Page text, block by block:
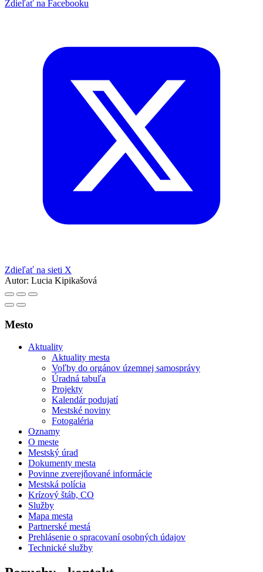
Zdieľať na Facebooku
Zdieľať na sieti X
Autor: Lucia Kipikašová
Mesto
Aktuality
Aktuality mesta
Voľby do orgánov územnej samosprávy
Úradná tabuľa
Projekty
Kalendár podujatí
Mestské noviny
Fotogaléria
Oznamy
O meste
Mestský úrad
Dokumenty mesta
Povinne zverejňované informácie
Mestská polícia
Krízový štáb, CO
Služby
Mapa mesta
Partnerské mestá
Prehlásenie o spracovaní osobných údajov
Technické služby